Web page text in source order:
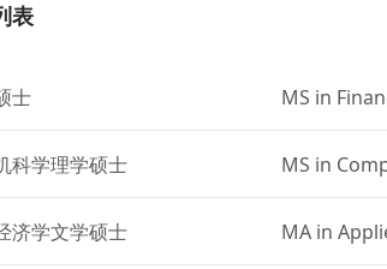
表
士 MS in
科学理学硕士 MS in
济学文学硕士 MA in